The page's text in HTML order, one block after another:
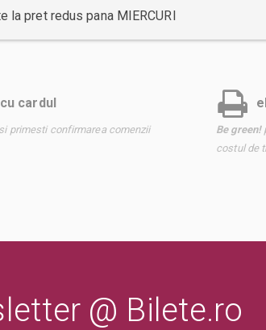
la pret redus pana MIERCURI
cardul
primesti confirmarea comenzii
Be green!
costul de
@ Bilete.ro